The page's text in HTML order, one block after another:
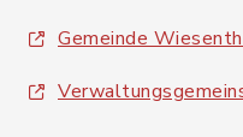
Gemeinde